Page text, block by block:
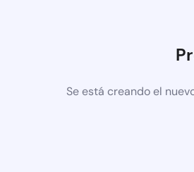
Se está creando el